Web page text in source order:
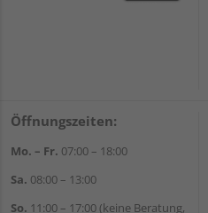
Öffnungszeiten:
Mo. – Fr. 07:00 – 18:00
Sa. 08:00 – 13:00
So. 11:00 – 17:00 (keine Beratung,